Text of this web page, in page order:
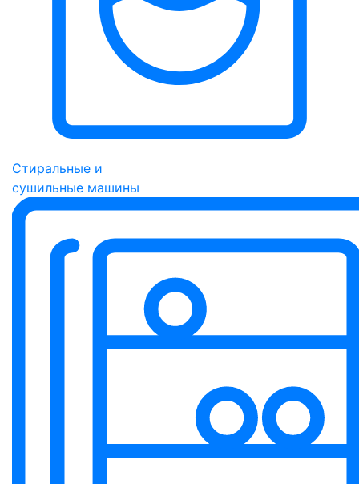
Стиральные и
сушильные машины